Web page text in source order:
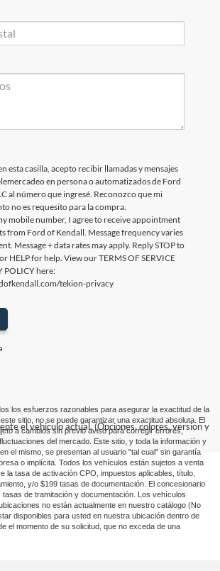
esta casilla, acepto recibir llamadas y mensajes
en persona o automatizados de Ford
al número que ingresé. Reconozco que mi
no es requesito para la compra.
mobile number, I agree to receive appointment
from Ford of Kendall. Message frequency varies
Message + data rates may apply. Reply STOP to
HELP for help. View our TERMS OF SERVICE
POLICY here:
tekion-privacy
el vehiculo actual. (Opciones, colores, version y
los esfuerzos razonables para asegurar la exactitud de la
sitio, no se puede garantizar una exactitud absoluta. El
a cambios sin previo aviso para corregir errores,
del mercado. Este sitio, y toda la información y
el mismo, se presentan al usuario "tal cual" sin garantía
o implícita. Todos los vehículos están sujetos a venta
la tasa de activación CPO, impuestos aplicables, título,
y/o $199 tasas de documentación. El concesionario
tasas de tramitación y documentación. Los vehículos
no están actualmente en nuestro catálogo (No
disponibles para usted en nuestra ubicación dentro de
el momento de su solicitud, que no exceda de una